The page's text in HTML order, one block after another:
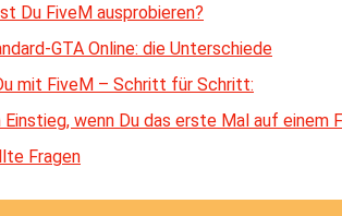
Du FiveM ausprobieren?
GTA Online: die Unterschiede
mit FiveM – Schritt für Schritt:
wenn Du das erste Mal auf einem
Fragen